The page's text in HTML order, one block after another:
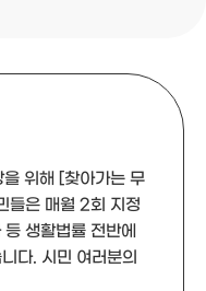
위해 [찾아가는 무
들은 매월 2회 지정
등 생활법률 전반에
다. 시민 여러분의